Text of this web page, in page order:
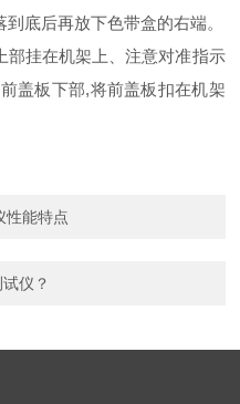
底后再放下色带盒的右端。
挂在机架上、注意对准指示
盖板下部,将前盖板扣在机架
性能特点
仪？